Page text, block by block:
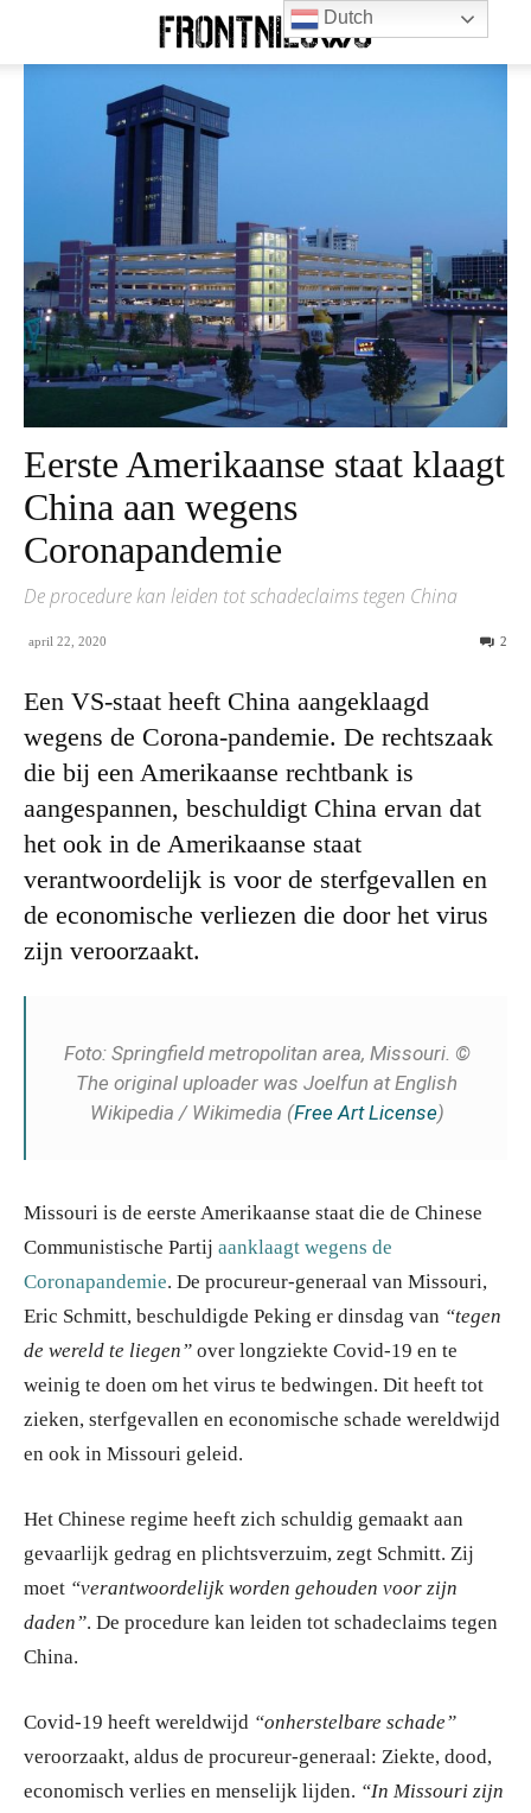
Eerste Amerikaanse staat klaagt
China aan wegens
Coronapandemie
De procedure kan leiden tot schadeclaims tegen China
april 22, 2020 2
Een VS-staat heeft China aangeklaagd
wegens de Corona-pandemie. De rechtszaak
die bij een Amerikaanse rechtbank is
aangespannen, beschuldigt China ervan dat
het ook in de Amerikaanse staat
verantwoordelijk is voor de sterfgevallen en
de economische verliezen die door het virus
zijn veroorzaakt.
Foto: Springfield metropolitan area, Missouri. ©
The original uploader was Joelfun at English
Wikipedia / Wikimedia (Free Art License)
Missouri is de eerste Amerikaanse staat die de Chinese
Communistische Partij aanklaagt wegens de
Coronapandemie. De procureur-generaal van Missouri,
Eric Schmitt, beschuldigde Peking er dinsdag van “tegen
de wereld te liegen” over longziekte Covid-19 en te
weinig te doen om het virus te bedwingen. Dit heeft tot
zieken, sterfgevallen en economische schade wereldwijd
en ook in Missouri geleid.
Het Chinese regime heeft zich schuldig gemaakt aan
gevaarlijk gedrag en plichtsverzuim, zegt Schmitt. Zij
moet “verantwoordelijk worden gehouden voor zijn
daden”. De procedure kan leiden tot schadeclaims tegen
China.
Covid-19 heeft wereldwijd “onherstelbare schade”
veroorzaakt, aldus de procureur-generaal: Ziekte, dood,
economisch verlies en menselijk lijden. “In Missouri zijn
Dutch